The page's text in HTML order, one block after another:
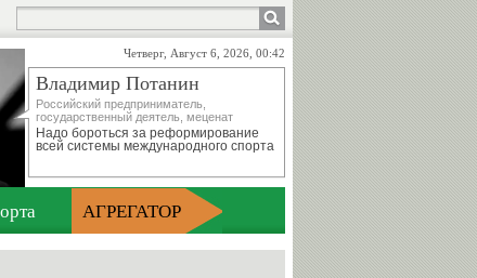
Четверг, Август 6, 2026, 00:42
Владимир Потанин
Российский предприниматель,
государственный деятель, меценат
Надо бороться за реформирование
всей системы международного спорта
АГРЕГАТОР